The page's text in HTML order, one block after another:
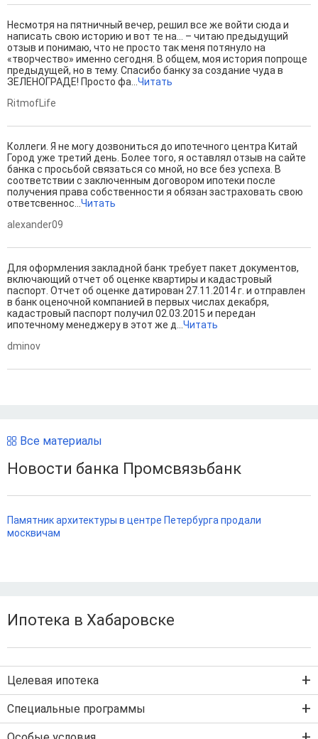
Несмотря на пятничный вечер, решил все же войти сюда и
написать свою историю и вот те на… – читаю предыдущий
отзыв и понимаю, что не просто так меня потянуло на
«творчество» именно сегодня. В общем, моя история попроще
предыдущей, но в тему. Спасибо банку за создание чуда в
ЗЕЛЕНОГРАДЕ! Просто фа... Читать
RitmofLife
Коллеги. Я не могу дозвониться до ипотечного центра Китай
Город уже третий день. Более того, я оставлял отзыв на сайте
банка с просьбой связаться со мной, но все без успеха. В
соответствии с заключенным договором ипотеки после
получения права собственности я обязан застраховать свою
ответсвеннос... Читать
alexander09
Для оформления закладной банк требует пакет документов,
включающий отчет об оценке квартиры и кадастровый
паспорт. Отчет об оценке датирован 27.11.2014 г. и отправлен
в банк оценочной компанией в первых числах декабря,
кадастровый паспорт получил 02.03.2015 и передан
ипотечному менеджеру в этот же д... Читать
dminov
Все материалы
Новости банка Промсвязьбанк
Памятник архитектуры в центре Петербурга продали
москвичам
Ипотека в Хабаровске
Целевая ипотека
Ипотека на вторичку
Специальные программы